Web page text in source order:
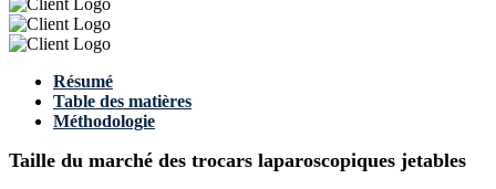
Résumé
Table des matières
Méthodologie
Taille du marché des trocars laparoscopiques jetables